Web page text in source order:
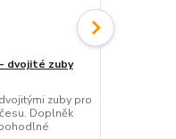
dvojité zuby
zuby pro
Doplněk